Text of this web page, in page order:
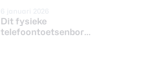
Dit fysieke
telefoontoetsenbord